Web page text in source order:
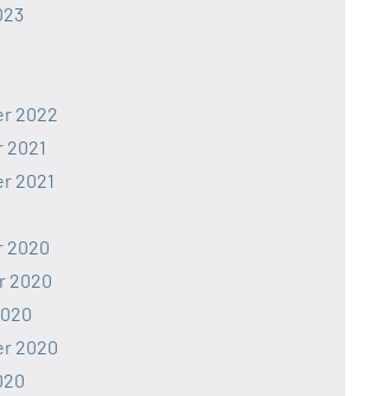
2022
2021
2021
2020
2020
2020